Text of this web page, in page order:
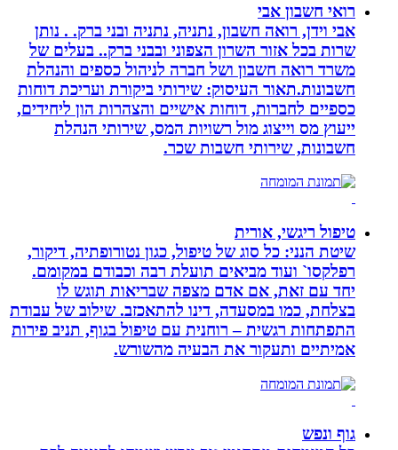
רואי חשבון אבי
אבי וידן, רואה חשבון, נתניה, נתניה ובני ברק. . נותן
שרות בכל אזור השרון הצפוני ובבני ברק.. בעלים של
משרד רואה חשבון ושל חברה לניהול כספים והנהלת
חשבונות.תאור העיסוק: שירותי ביקורת ועריכת דוחות
כספיים לחברות, דוחות אישיים והצהרות הון ליחידים,
ייעוץ מס וייצוג מול רשויות המס, שירותי הנהלת
חשבונות, שירותי חשבות שכר.
טיפול ריגשי, אורית
שיטת הנני: כל סוג של טיפול, כגון נטורופתיה, דיקור,
רפלקסו` ועוד מביאים תועלת רבה וכבודם במקומם.
יחד עם זאת, אם אדם מצפה שבריאות תוגש לו
בצלחת, כמו במסעדה, דינו להתאכזב. שילוב של עבודת
התפתחות רגשית – רוחנית עם טיפול בגוף, תניב פירות
אמיתיים ותעקור את הבעיה מהשורש.
גוף ונפש